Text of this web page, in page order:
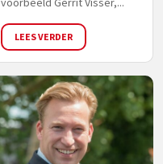
LEES VERDER